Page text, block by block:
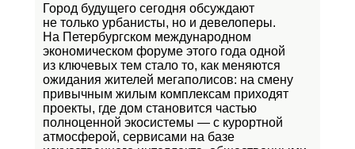
Город будущего сегодня обсуждают
не только урбанисты, но и девелоперы.
На Петербургском международном
экономическом форуме этого года одной
из ключевых тем стало то, как меняются
ожидания жителей мегаполисов: на смену
привычным жилым комплексам приходят
проекты, где дом становится частью
полноценной экосистемы — с курортной
атмосферой, сервисами на базе